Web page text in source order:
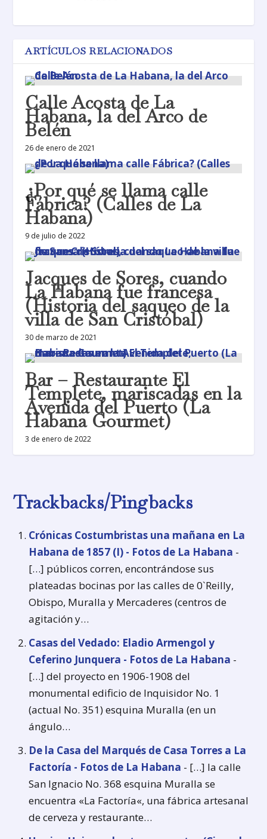
ARTÍCULOS RELACIONADOS
Calle Acosta de La
Habana, la del Arco de
Belén
26 de enero de 2021
¿Por qué se llama calle
Fábrica? (Calles de La
Habana)
9 de julio de 2022
Jacques de Sores, cuando
La Habana fue francesa
(Historia del saqueo de la
villa de San Cristóbal)
30 de marzo de 2021
Bar – Restaurante El
Templete, mariscadas en la
Avenida del Puerto (La
Habana Gourmet)
3 de enero de 2022
Trackbacks/Pingbacks
Crónicas Costumbristas una mañana en La
Habana de 1857 (I) - Fotos de La Habana -
[…] públicos corren, encontrándose sus
plateadas bocinas por las calles de 0`Reilly,
Obispo, Muralla y Mercaderes (centros de
agitación y…
Casas del Vedado: Eladio Armengol y
Ceferino Junquera - Fotos de La Habana -
[…] del proyecto en 1906-1908 del
monumental edificio de Inquisidor No. 1
(actual No. 351) esquina Muralla (en un
ángulo…
De la Casa del Marqués de Casa Torres a La
Factoría - Fotos de La Habana - […] la calle
San Ignacio No. 368 esquina Muralla se
encuentra «La Factoría«, una fábrica artesanal
de cerveza y restaurante…